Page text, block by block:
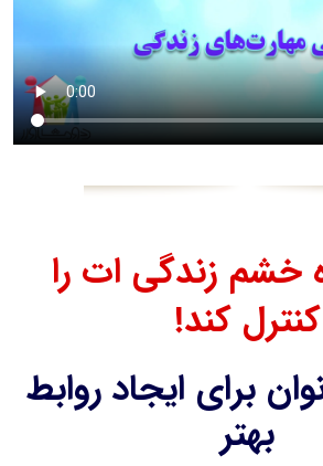
خشم زندگی ات را
کنترل کند!
برای ایجاد روابط
بهتر